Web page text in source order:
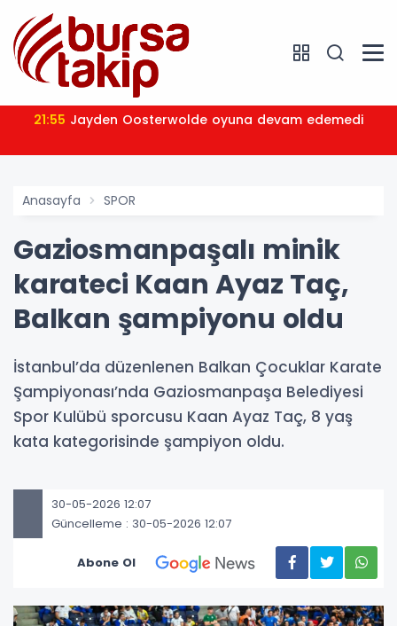
21:55 Jayden Oosterwolde oyuna devam edemedi
Anasayfa SPOR
Gaziosmanpaşalı minik
karateci Kaan Ayaz Taç,
Balkan şampiyonu oldu
İstanbul’da düzenlenen Balkan Çocuklar Karate
Şampiyonası’nda Gaziosmanpaşa Belediyesi
Spor Kulübü sporcusu Kaan Ayaz Taç, 8 yaş
kata kategorisinde şampiyon oldu.
30-05-2026 12:07
Güncelleme : 30-05-2026 12:07
Abone Ol